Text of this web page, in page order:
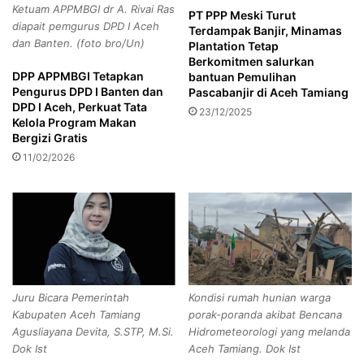
Aceh Utara Berita
beritanasional Bpjamsostek
BPJS Ketenagakerjaan Lhokseumawe
BPSJ Ketenagakerjaan fyp
Kecelakaan
Copy URL
e
r
k
h
B
a
g
i
W
a
r
g
a
e
m
k
b
A
s
a
h
W
a
r
g
a
Ketuam APPMBGI dr A. Rivai Ras
diapait pemgurus DPD I Aceh
dan Banten. (foto bro/Un)
DPP APPMBGI Tetapkan
Pengurus DPD I Banten dan
DPD I Aceh, Perkuat Tata
Kelola Program Makan
Bergizi Gratis
11/02/2026
PT PPP Meski Turut
Terdampak Banjir, Minamas
Plantation Tetap
Berkomitmen salurkan
bantuan Pemulihan
Pascabanjir di Aceh Tamiang
23/12/2025
Juru Bicara Pemerintah
Kabupaten Aceh Tamiang
Agusliayana Devita, S.STP, M.Si.
Dok Ist
Kondisi rumah hunian warga
porak-poranda akibat Bencana
Hidrometeorologi yang melanda
Aceh Tamiang. Dok Ist